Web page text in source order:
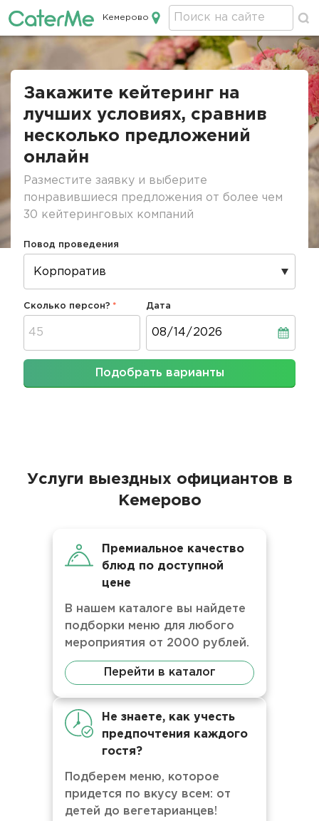
Кейтеринг в Кемерово
Кемерово
Строка
Закажите кейтеринг на
лучших условиях, сравнив
несколько предложений
онлайн
Разместите заявку и выберите
понравившиеся предложения от более чем
30 кейтеринговых компаний
Повод проведения
Сколько персон? Дата
Подобрать варианты
Услуги выездных официантов в
Кемерово
Премиальное качество
блюд по доступной
цене
В нашем каталоге вы найдете
подборки меню для любого
мероприятия от 2000 рублей.
Перейти в каталог
Не знаете, как учесть
предпочтения каждого
гостя?
Подберем меню, которое
придется по вкусу всем: от
детей до вегетарианцев!